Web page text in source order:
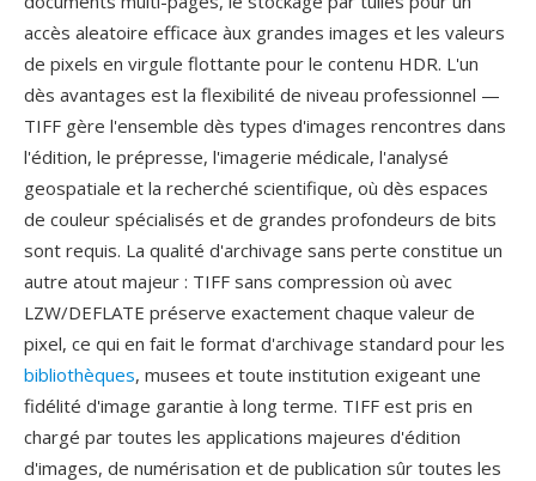
accès aleatoire efficace àux grandes images et les valeurs
de pixels en virgule flottante pour le contenu HDR. L'un
dès avantages est la flexibilité de niveau professionnel —
TIFF gère l'ensemble dès types d'images rencontres dans
l'édition, le prépresse, l'imagerie médicale, l'analysé
geospatiale et la recherché scientifique, où dès espaces
de couleur spécialisés et de grandes profondeurs de bits
sont requis. La qualité d'archivage sans perte constitue un
autre atout majeur : TIFF sans compression où avec
LZW/DEFLATE préserve exactement chaque valeur de
pixel, ce qui en fait le format d'archivage standard pour les
bibliothèques, musees et toute institution exigeant une
fidélité d'image garantie à long terme. TIFF est pris en
chargé par toutes les applications majeures d'édition
d'images, de numérisation et de publication sûr toutes les